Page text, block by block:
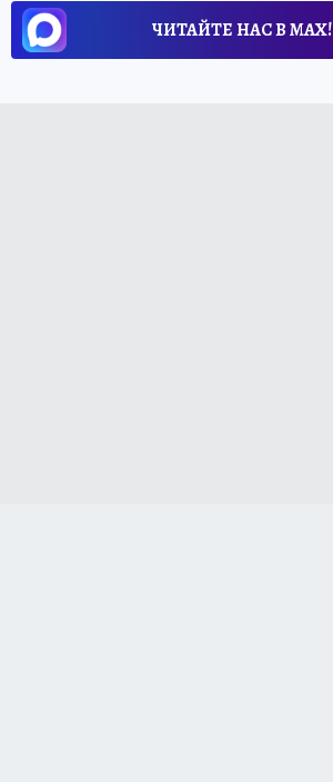
ЧИТАЙТЕ НАС В МАХ!